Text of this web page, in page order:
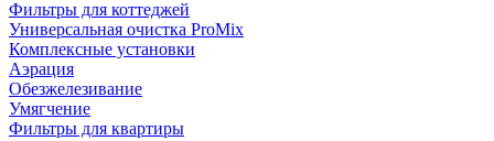
Фильтры для коттеджей
Универсальная очистка ProMix
Комплексные установки
Аэрация
Обезжелезивание
Умягчение
Фильтры для квартиры